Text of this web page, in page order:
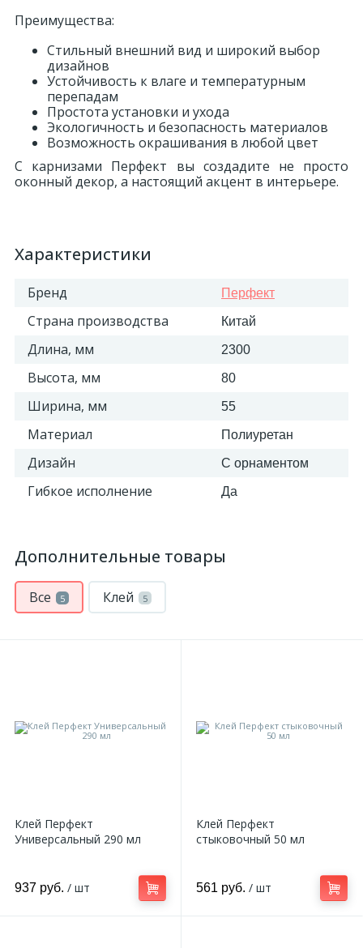
Преимущества:
Стильный внешний вид и широкий выбор
дизайнов
Устойчивость к влаге и температурным
перепадам
Простота установки и ухода
Экологичность и безопасность материалов
Возможность окрашивания в любой цвет
С карнизами Перфект вы создадите не просто
оконный декор, а настоящий акцент в интерьере.
Характеристики
Бренд Перфект
Страна производства Китай
Длина, мм 2300
Высота, мм 80
Ширина, мм 55
Материал Полиуретан
Дизайн С орнаментом
Гибкое исполнение Да
Дополнительные товары
Все 5 Клей 5
Клей Перфект
Универсальный 290 мл
937 руб. / шт
Клей Перфект
стыковочный 50 мл
561 руб. / шт